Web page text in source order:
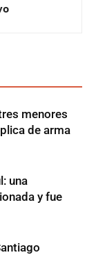
menores
de arma
una
y fue